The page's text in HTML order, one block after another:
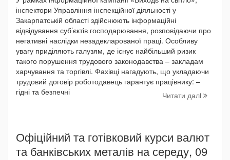
інспектори Управління інспекційної діяльності у
Закарпатській області здійснюють інформаційні
відвідування суб’єктів господарювання, розповідаючи про
негативні наслідки незадекларованої праці. Особливу
увагу приділяють галузям, де існує найбільший ризик
такого порушення трудового законодавства – закладам
харчування та торгівлі. Фахівці нагадують, що укладаючи
трудовий договір роботодавець гарантує працівнику: –
гідні та безпечні
Читати далi
Офіційний та готівковий курси валют
та банківських металів на середу, 09